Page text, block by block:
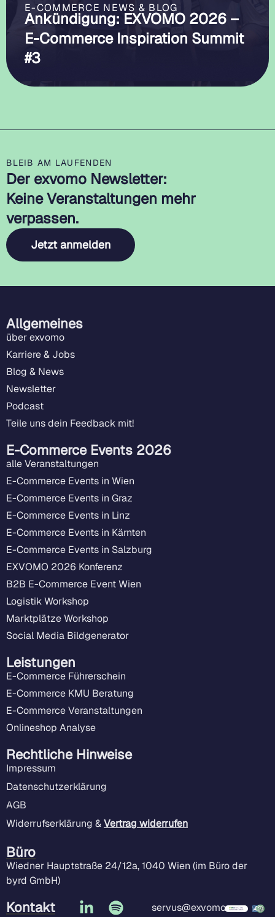
E-COMMERCE NEWS & BLOG
Ankündigung: EXVOMO 2026 –
E-Commerce Inspiration Summit
#3
BLEIB AM LAUFENDEN
Der exvomo Newsletter:
Keine Veranstaltungen mehr
verpassen.
Jetzt anmelden
Allgemeines
über exvomo
Karriere & Jobs
Blog & News
Newsletter
Podcast
Teile uns dein Feedback mit!
E-Commerce Events 2026
alle Veranstaltungen
E-Commerce Events in Wien
E-Commerce Events in Graz
E-Commerce Events in Linz
E-Commerce Events in Kärnten
E-Commerce Events in Salzburg
EXVOMO 2026 Konferenz
B2B E-Commerce Event Wien
Logistik Workshop
Marktplätze Workshop
Social Media Bildgenerator
Leistungen
E-Commerce Führerschein
E-Commerce KMU Beratung
E-Commerce Veranstaltungen
Onlineshop Analyse
Rechtliche Hinweise
Impressum
Datenschutzerklärung
AGB
Widerrufserklärung &Vertrag widerrufen
Büro
Wiedner Hauptstraße 24/12a, 1040 Wien (im Büro der
byrd GmbH)
Kontakt servus@exvomo.com